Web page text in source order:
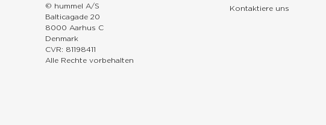
© hummel A/S
Balticagade 20
8000 Aarhus C
Denmark
CVR: 81198411
Alle Rechte vorbehalten
Kontaktiere uns